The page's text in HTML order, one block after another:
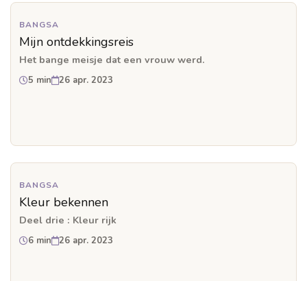
BANGSA
Mijn ontdekkingsreis
Het bange meisje dat een vrouw werd.
5 min 26 apr. 2023
BANGSA
Kleur bekennen
Deel drie : Kleur rijk
6 min 26 apr. 2023